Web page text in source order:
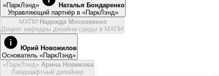
«ПаркЛэнд»
Наталья Бондаренко
Управляющий партнёр в «ПаркЛэнд»
МХПИ Надежда Московенко
Доцент кафедры дизайна среды в МХПИ
Юрий Новожилов
Основатель «ПаркЛэнд»
«ПаркЛэнд» Арина Новикова
Ландшафтный дизайнер